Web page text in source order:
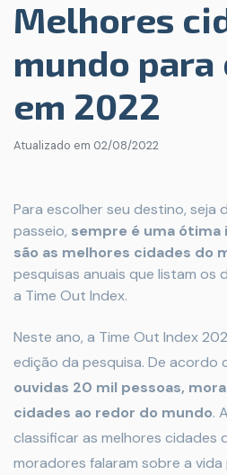
Melhores
mundo para
em 2022
Atualizado em 02/08/2022
Para escolher seu destino, seja
passeio, sempre é uma ótima
são as melhores cidades do
pesquisas anuais que listam os
a Time Out Index.
Neste ano, a Time Out Index
edição da pesquisa. De acordo
ouvidas 20 mil pessoas,
cidades ao redor do mundo.
classificar as melhores cidades
moradores falaram sobre a vida